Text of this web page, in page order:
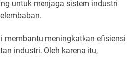
untuk menjaga sistem industri
membantu meningkatkan efisiensi
industri. Oleh karena itu,